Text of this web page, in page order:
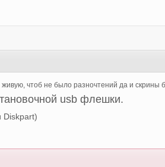
чтоб не было разночтений да и скрины
usb флешки.
Diskpart)